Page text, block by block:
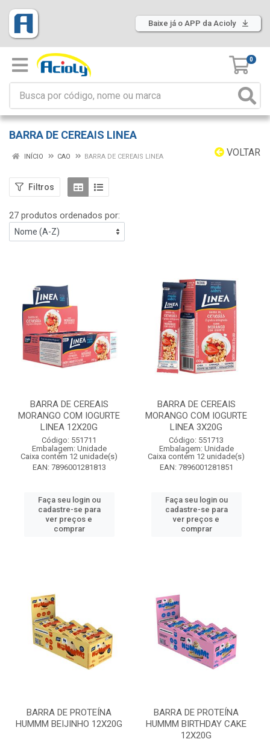
Baixe já o APP da Acioly
0
BARRA DE CEREAIS LINEA
VOLTAR
INÍCIO CAO BARRA DE CEREAIS LINEA
Filtros
27 produtos ordenados por:
BARRA DE CEREAIS
MORANGO COM IOGURTE
LINEA 12X20G
Código: 551711
Embalagem: Unidade
Caixa contém 12 unidade(s)
EAN: 7896001281813
Faça seu login ou
cadastre-se para
ver preços e
comprar
BARRA DE CEREAIS
MORANGO COM IOGURTE
LINEA 3X20G
Código: 551713
Embalagem: Unidade
Caixa contém 12 unidade(s)
EAN: 7896001281851
Faça seu login ou
cadastre-se para
ver preços e
comprar
BARRA DE PROTEÍNA
HUMMM BEIJINHO 12X20G
BARRA DE PROTEÍNA
HUMMM BIRTHDAY CAKE
12X20G